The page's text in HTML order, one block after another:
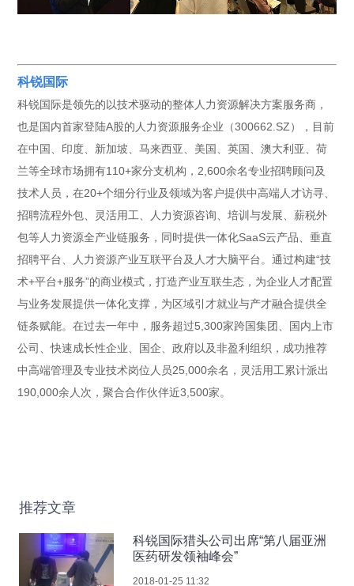
科锐国际
科锐国际是领先的以技术驱动的整体人力资源解决方案服务商，
也是国内首家登陆A股的人力资源服务企业（300662.SZ），目前
在中国、印度、新加坡、马来西亚、美国、英国、澳大利亚、荷
兰等全球市场拥有110+家分支机构，2,600余名专业招聘顾问及
技术人员，在20+个细分行业及领域为客户提供中高端人才访寻、
招聘流程外包、灵活用工、人力资源咨询、培训与发展、薪税外
包等人力资源全产业链服务，同时提供一体化SaaS云产品、垂直
招聘平台、人力资源产业互联平台及人才大脑平台。通过构建“技
术+平台+服务”的商业模式，打造产业互联生态，为企业人才配置
与业务发展提供一体化支撑，为区域引才就业与产才融合提供全
链条赋能。在过去一年中，服务超过5,300家跨国集团、国内上市
公司、快速成长性企业、国企、政府以及非盈利组织，成功推荐
中高端管理及专业技术岗位人员25,000余名，灵活用工累计派出
190,000余人次，聚合合作伙伴近3,500家。
推荐文章
科锐国际猎头公司出席“第八届亚洲
医药研发领袖峰会”
2018-01-25 11:32